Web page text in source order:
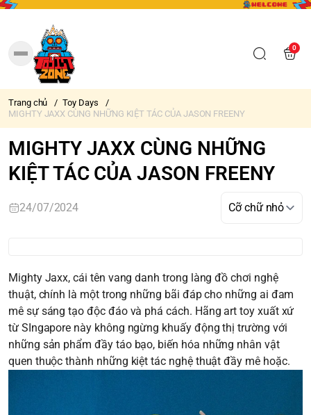
0
Trang chủ / Toy Days
/
MIGHTY JAXX CÙNG NHỮNG KIỆT TÁC CỦA JASON FREENY
MIGHTY JAXX CÙNG NHỮNG
KIỆT TÁC CỦA JASON FREENY
24/07/2024
Mighty Jaxx, cái tên vang danh trong làng đồ chơi nghệ
thuật, chính là một trong những bãi đáp cho những ai đam
mê sự sáng tạo độc đáo và phá cách. Hãng art toy xuất xứ
từ SIngapore này không ngừng khuấy động thị trường với
những sản phẩm đầy táo bạo, biến hóa những nhân vật
quen thuộc thành những kiệt tác nghệ thuật đầy mê hoặc.